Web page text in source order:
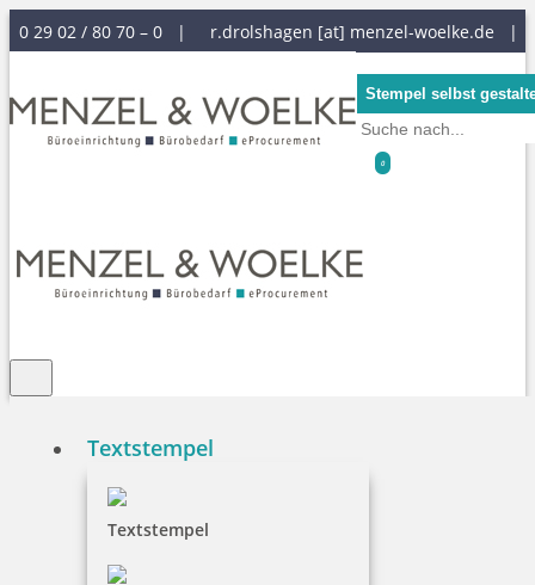
0 29 02 / 80 70 – 0 | r.drolshagen [at] menzel-woelke.de |
Stempel selbst
0
Textstempel
Textstempel
Rund